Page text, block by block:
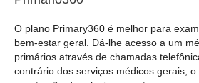
O plano Primary360 é melhor para
bem-estar geral. Dá-lhe acesso a um
primários através de chamadas
contrário dos serviços médicos gerais,